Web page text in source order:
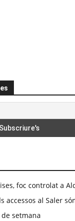
foc controlat a
accessos al Saler
setmana